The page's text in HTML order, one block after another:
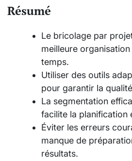
Résumé
Le bricolage par
meilleure
temps.
Utiliser des outils
pour garantir la
La segmentation
facilite la planification
Éviter les erreurs
manque de
résultats.